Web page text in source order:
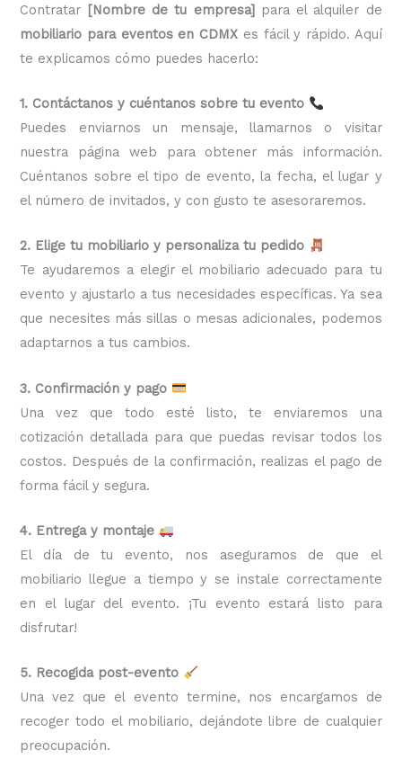
Contratar [Nombre de tu empresa]para el alquiler de
mobiliario para eventos en CDMX es fácil y rápido. Aquí
te explicamos cómo puedes hacerlo:
1. Contáctanos y cuéntanos sobre tu evento
Puedes enviarnos un mensaje, llamarnos o visitar
nuestra página web para obtener más información.
Cuéntanos sobre el tipo de evento, la fecha, el lugar y
el número de invitados, y con gusto te asesoraremos.
2. Elige tu mobiliario y personaliza tu pedido
Te ayudaremos a elegir el mobiliario adecuado para tu
evento y ajustarlo a tus necesidades específicas. Ya sea
que necesites más sillas o mesas adicionales, podemos
adaptarnos a tus cambios.
3. Confirmación y pago
Una vez que todo esté listo, te enviaremos una
cotización detallada para que puedas revisar todos los
costos. Después de la confirmación, realizas el pago de
forma fácil y segura.
4. Entrega y montaje
El día de tu evento, nos aseguramos de que el
mobiliario llegue a tiempo y se instale correctamente
en el lugar del evento. ¡Tu evento estará listo para
disfrutar!
5. Recogida post-evento
Una vez que el evento termine, nos encargamos de
recoger todo el mobiliario, dejándote libre de cualquier
preocupación.